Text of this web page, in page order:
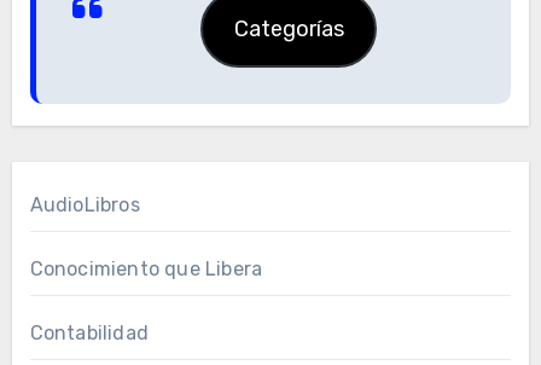
Categorías
AudioLibros
Conocimiento que Libera
Contabilidad